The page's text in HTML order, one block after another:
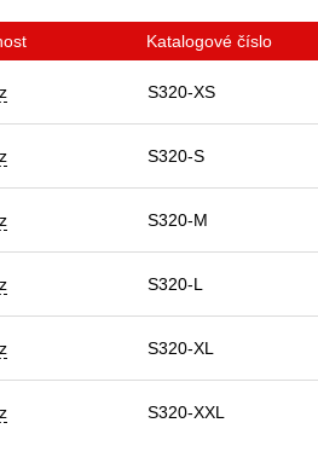
Katalogové číslo
S320-XS
S320-S
S320-M
S320-L
S320-XL
S320-XXL